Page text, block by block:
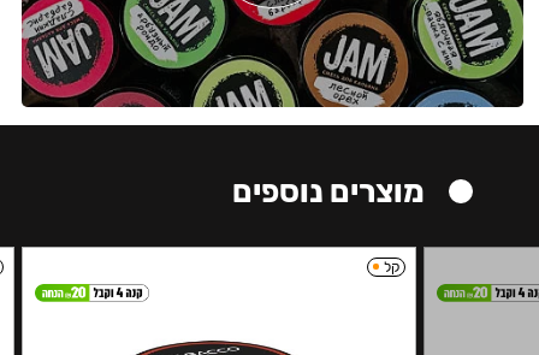
מוצרים נוספים
קל